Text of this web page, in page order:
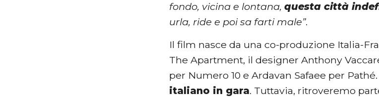
fondo, vicina e lontana,questa città
urla, ride e poi sa farti male”.
Il film nasce da una co-produzione Italia-
The Apartment, il designer Anthony
per Numero 10 e Ardavan Safaee per Pathé.
italiano in gara. Tuttavia, ritroveremo